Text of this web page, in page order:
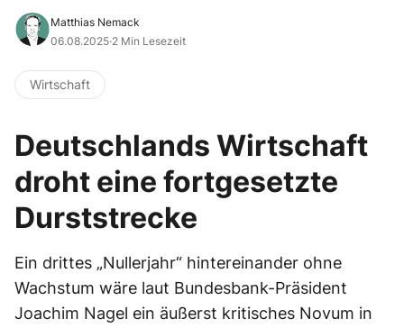
Matthias Nemack
06.08.2025·2 Min Lesezeit
Wirtschaft
Deutschlands Wirtschaft
droht eine fortgesetzte
Durststrecke
Ein drittes „Nullerjahr“ hintereinander ohne
Wachstum wäre laut Bundesbank-Präsident
Joachim Nagel ein äußerst kritisches Novum in